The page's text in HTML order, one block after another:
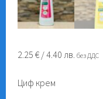
2.25€ / 4.40 лв.без ДДС
Циф крем